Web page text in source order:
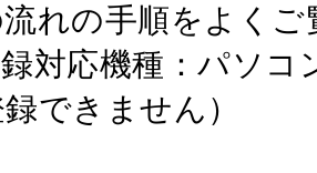
れの手順をよくご
対応機種：パソ
できません）